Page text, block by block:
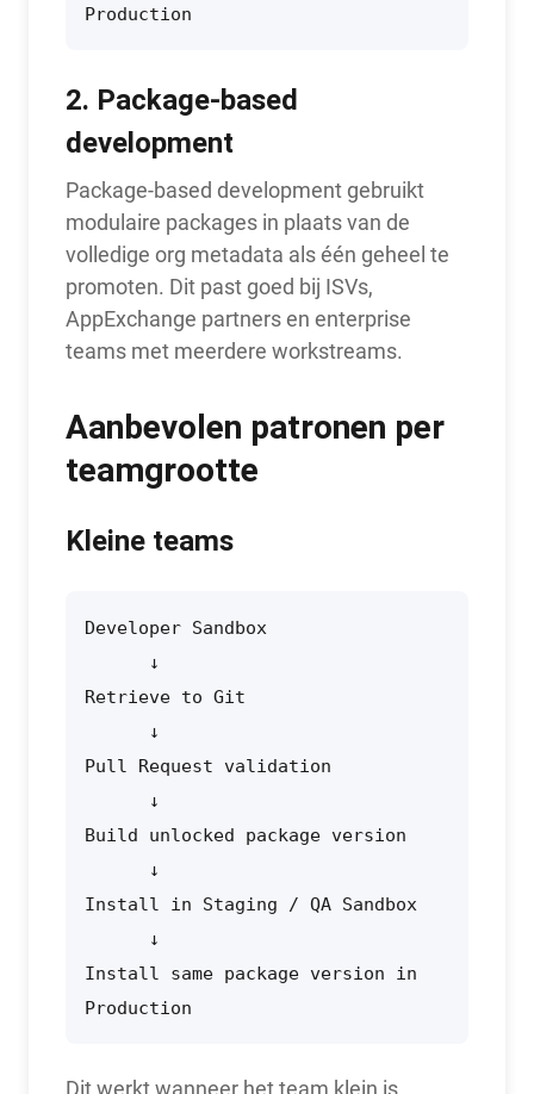
Production
2. Package-based
development
Package-based development gebruikt
modulaire packages in plaats van de
volledige org metadata als één geheel te
promoten. Dit past goed bij ISVs,
AppExchange partners en enterprise
teams met meerdere workstreams.
Aanbevolen patronen per
teamgrootte
Kleine teams
Developer Sandbox
Retrieve to Git
Pull Request validation
Build unlocked package version
Install in Staging / QA Sandbox
Install same package version in
Production
Dit werkt wanneer het team klein is,